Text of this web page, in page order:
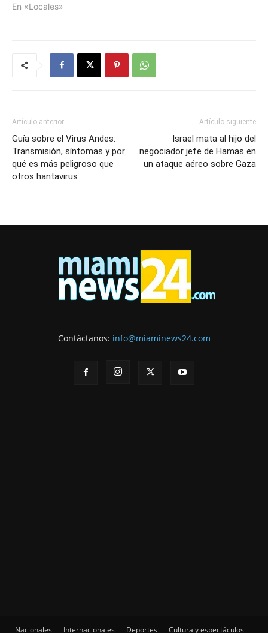
En «Locales»
Artículo anterior
Guía sobre el Virus Andes:
Transmisión, síntomas y por
qué es más peligroso que
otros hantavirus
Artículo siguiente
Israel mata al hijo del
negociador jefe de Hamas en
un ataque aéreo sobre Gaza
Contáctanos: info@miaminews24.com
Nacionales Internacionales Deportes Cultura y espectáculos